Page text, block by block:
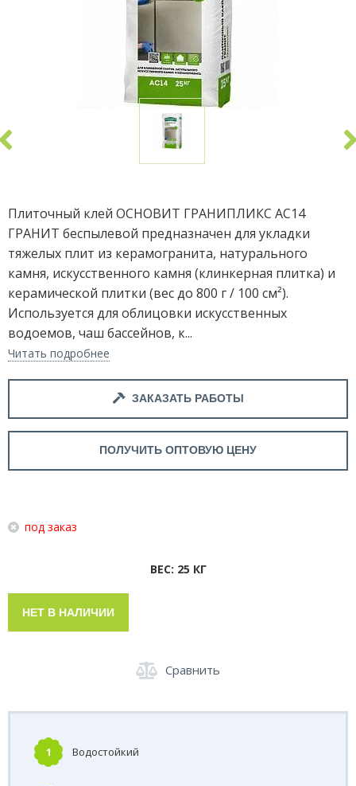
Плиточный клей ОСНОВИТ ГРАНИПЛИКС АС14
ГРАНИТ беспылевой предназначен для укладки
тяжелых плит из керамогранита, натурального
камня, искусственного камня (клинкерная плитка) и
керамической плитки (вес до 800 г / 100 см²).
Используется для облицовки искусственных
водоемов, чаш бассейнов, к...
Читать подробнее
ЗАКАЗАТЬ РАБОТЫ
ПОЛУЧИТЬ ОПТОВУЮ ЦЕНУ
под заказ
ВЕС: 25 КГ
НЕТ В НАЛИЧИИ
Сравнить
1 Водостойкий